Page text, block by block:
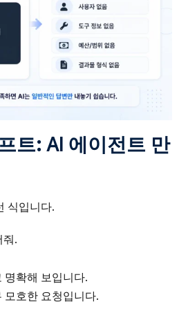
트: AI 에이전트 만
식입니다.
줘.
명확해 보입니다.
모호한 요청입니다.